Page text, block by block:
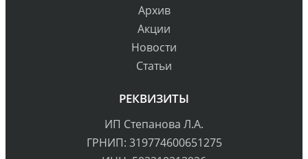
Архив
Акции
Новости
Статьи
РЕКВИЗИТЫ
ИП Степанова Л.А.
ГРНИП: 319774600651275